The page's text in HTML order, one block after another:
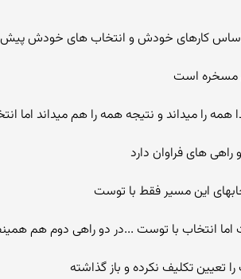
کارهای خودش و انتخاب های خودش پیش
مسخره است
را میداند و نتیجه همه را هم میداند اما
های فراوان دارد
این مسیر فقط با توست
اما انتخاب با توست ...در دو راهی دوم هم
تکلیف نکرده و باز گذاشته